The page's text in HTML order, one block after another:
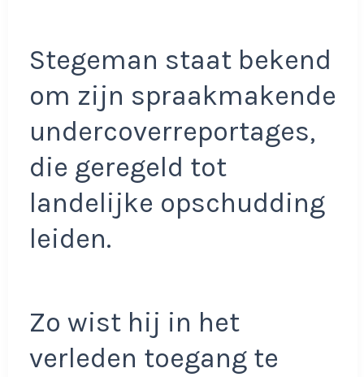
Stegeman staat bekend
om zijn spraakmakende
undercoverreportages,
die geregeld tot
landelijke opschudding
leiden.
Zo wist hij in het
verleden toegang te